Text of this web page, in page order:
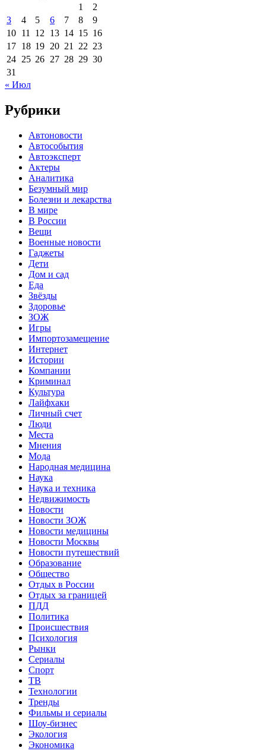
1
2
3
4 5 6 7 8
9
10 11 12 13 14 15 16
17 18 19 20 21 22 23
24 25 26 27 28 29 30
31
« Июл
Рубрики
Автоновости
Автособытия
Автоэксперт
Актеры
Аналитика
Безумный мир
Болезни и лекарства
В мире
В России
Вещи
Военные новости
Гаджеты
Дети
Дом и сад
Еда
Звёзды
Здоровье
ЗОЖ
Игры
Импортозамещение
Интернет
Истории
Компании
Криминал
Культура
Лайфхаки
Личный счет
Люди
Места
Мнения
Мода
Народная медицина
Наука
Наука и техника
Недвижимость
Новости
Новости ЗОЖ
Новости медицины
Новости Москвы
Новости путешествий
Образование
Общество
Отдых в России
Отдых за границей
ПДД
Политика
Происшествия
Психология
Рынки
Сериалы
Спорт
ТВ
Технологии
Тренды
Фильмы и сериалы
Шоу-бизнес
Экология
Экономика